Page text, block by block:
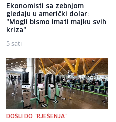
Ekonomisti sa zebnjom
gledaju u američki dolar:
"Mogli bismo imati majku svih
kriza"
5 sati
DOŠLI DO "RJEŠENJA"